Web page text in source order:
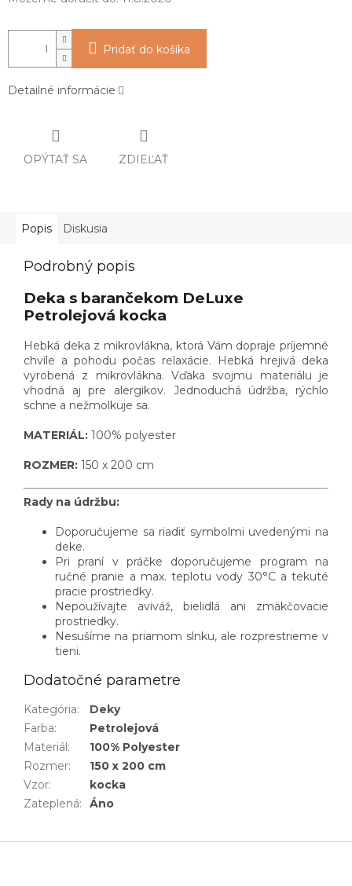
Pridať do košíka
Detailné informácie
OPÝTAŤ SA ZDIEĽAŤ
Popis Diskusia
Podrobný popis
Deka s barančekom DeLuxe
Petrolejová kocka
Hebká deka z mikrovlákna, ktorá Vám dopraje príjemné
chvíle a pohodu počas relaxácie.
Hebká hrejivá deka
vyrobená z mikrovlákna. Vďaka svojmu materiálu je
vhodná aj pre alergikov. Jednoduchá údržba, rýchlo
schne a nežmolkuje sa.
MATERIÁL: 100% polyester
ROZMER: 150 x 200 cm
Rady na údržbu:
Doporučujeme sa riadiť symbolmi uvedenými na
deke.
Pri praní v práčke doporučujeme program na
ručné pranie a max. teplotu vody 30°C a tekuté
pracie prostriedky.
Nepoužívajte aviváž, bielidlá ani zmäkčovacie
prostriedky.
Nesušíme na priamom slnku, ale rozprestrieme v
tieni.
Dodatočné parametre
Kategória:
Deky
Farba:
Petrolejová
Materiál:
100% Polyester
Rozmer:
150 x 200 cm
Vzor:
kocka
Zateplená: Áno